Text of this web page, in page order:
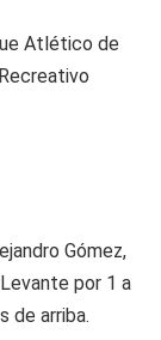
Atlético de
Gómez,
por 1 a
de arriba.